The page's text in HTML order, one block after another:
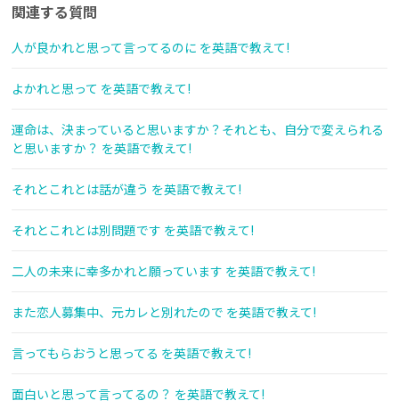
関連する質問
人が良かれと思って言ってるのに を英語で教えて!
よかれと思って を英語で教えて!
運命は、決まっていると思いますか？それとも、自分で変えられる
と思いますか？ を英語で教えて!
それとこれとは話が違う を英語で教えて!
それとこれとは別問題です を英語で教えて!
二人の未来に幸多かれと願っています を英語で教えて!
また恋人募集中、元カレと別れたので を英語で教えて!
言ってもらおうと思ってる を英語で教えて!
面白いと思って言ってるの？ を英語で教えて!